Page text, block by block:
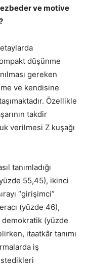
ve motive
düşünme
gereken
ve kendisine
Özellikle
takdir
verilmesi Z kuşağı
tanımladığı
55,45), ikinci
“girişimci”
(yüzde 46),
(yüzde
itaatkâr tanımı
iş